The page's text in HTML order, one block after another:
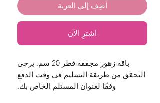
أضِف إلى العربة
اشترِ الآن
باقة زهور مجففة قطر 20 سم. يرجى
التحقق من طريقة التسليم في وقت الدفع
وفقًا لعنوان المستلم الخاص بك.